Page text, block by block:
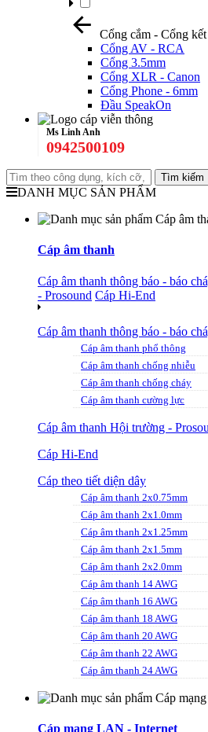
Cổng cắm - Cổng
Cổng AV - RCA
Cổng 3.5mm
Cổng XLR - Canon
Cổng Phone - 6mm
Đầu SpeakOn
Ms Linh Anh
0942500109
DANH MỤC SẢN PHẨM
Cáp âm thanh
Cáp âm thanh thông báo - báo
- Prosound Cáp Hi-End
Cáp âm thanh thông báo - báo
Cáp âm thanh phổ thông
Cáp âm thanh chống nhiễu
Cáp âm thanh chống cháy
Cáp âm thanh cường lực
Cáp âm thanh Hội trường -
Cáp Hi-End
Cáp theo tiết diện dây
Cáp âm thanh 2x0.75mm
Cáp âm thanh 2x1.0mm
Cáp âm thanh 2x1.25mm
Cáp âm thanh 2x1.5mm
Cáp âm thanh 2x2.0mm
Cáp âm thanh 14 AWG
Cáp âm thanh 16 AWG
Cáp âm thanh 18 AWG
Cáp âm thanh 20 AWG
Cáp âm thanh 22 AWG
Cáp âm thanh 24 AWG
Cáp mạng LAN - Internet